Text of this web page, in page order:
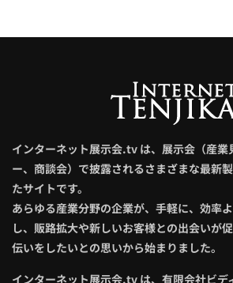
インターネット展示会.tv は、展示会（産業
ー、商談会）で披露されるさまざまな最新
たサイトです。
あらゆる産業分野の企業が、手軽に、効率
し、販路拡大や新しいお客様との出会いが
伝いをしたいとの思いから始まりました。
インターネット展示会.tv は、有限会社ビデ